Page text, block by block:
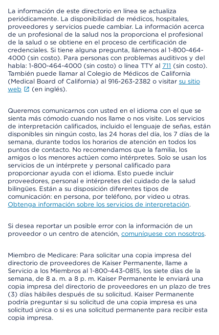
La información de este directorio en línea se actualiza
periódicamente. La disponibilidad de médicos, hospitales,
proveedores y servicios puede cambiar. La información acerca
de un profesional de la salud nos la proporciona el profesional
de la salud o se obtiene en el proceso de certificación de
credenciales. Si tiene alguna pregunta, llámenos al 1-800-464-
4000 (sin costo). Para personas con problemas auditivos y del
habla: 1-800-464-4000 (sin costo) o línea TTY al 711 (sin costo).
También puede llamar al Colegio de Médicos de California
(Medical Board of California) al 916-263-2382 o visitar su sitio
web
(en inglés).
Queremos comunicarnos con usted en el idioma con el que se
sienta más cómodo cuando nos llame o nos visite. Los servicios
de interpretación calificados, incluido el lenguaje de señas, están
disponibles sin ningún costo, las 24 horas del día, los 7 días de la
semana, durante todos los horarios de atención en todos los
puntos de contacto. No recomendamos que la familia, los
amigos o los menores actúen como intérpretes. Solo se usan los
servicios de un intérprete y personal calificado para
proporcionar ayuda con el idioma. Esto puede incluir
proveedores, personal e intérpretes del cuidado de la salud
bilingües. Están a su disposición diferentes tipos de
comunicación: en persona, por teléfono, por video u otras.
Obtenga información sobre los servicios de interpretación.
Si desea reportar un posible error con la información de un
proveedor o un centro de atención, comuníquese con nosotros.
Miembro de Medicare: Para solicitar una copia impresa del
directorio de proveedores de Kaiser Permanente, llame a
Servicio a los Miembros al 1-800-443-0815, los siete días de la
semana, de 8 a. m. a 8 p. m. Kaiser Permanente le enviará una
copia impresa del directorio de proveedores en un plazo de tres
(3) días hábiles después de su solicitud. Kaiser Permanente
podría preguntar si su solicitud de una copia impresa es una
solicitud única o si es una solicitud permanente para recibir esta
copia impresa.